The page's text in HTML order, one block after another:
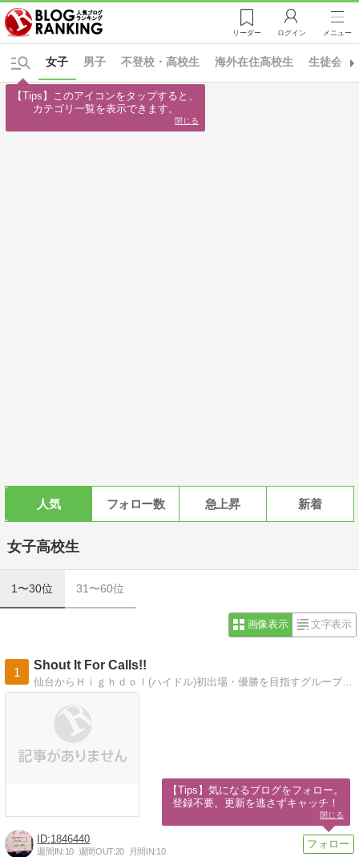
リーダー ログイン メニュー
女子 男子 不登校・高校生 海外在住高校生 生徒会・
人気 フォロー数 急上昇 新着
女子高校生
1〜30位 31〜60位
画像表示 文字表示
1
Shout It For Calls!!
仙台からＨｉｇｈｄｏｌ(ハイドル)初出場・優勝を目指すグループのブログです！ ぜひぜひ応援してけさいん(^O^)／
1846440
週間IN:10 週間OUT:20 月間IN:10
【Tips】このアイコンをタップすると、
カテゴリ一覧を表示できます。
閉じる
【Tips】気になるブログをフォロー。
登録不要。更新を逃さずキャッチ！
閉じる